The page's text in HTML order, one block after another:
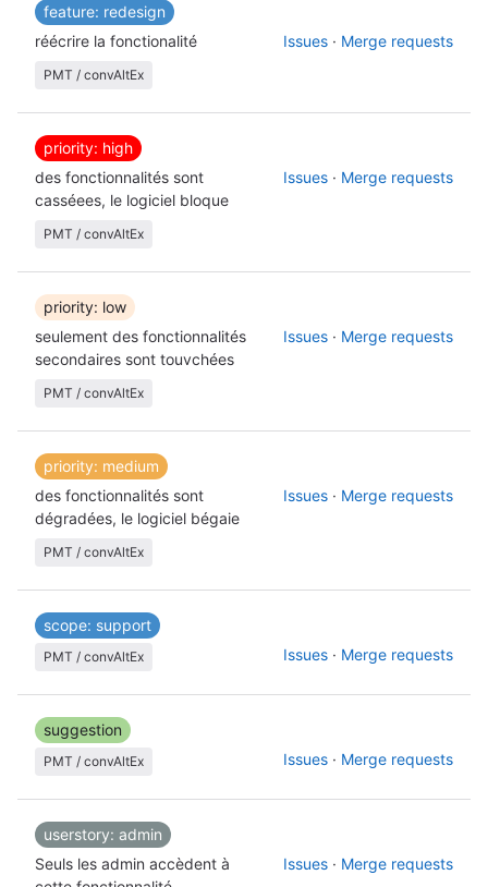
feature: redesign
réécrire la fonctionalité
Issues · Merge requests
PMT / convAltEx
priority: high
des fonctionnalités sont
casséees, le logiciel bloque
Issues · Merge requests
PMT / convAltEx
priority: low
seulement des fonctionnalités
secondaires sont touvchées
Issues · Merge requests
PMT / convAltEx
priority: medium
des fonctionnalités sont
dégradées, le logiciel bégaie
Issues · Merge requests
PMT / convAltEx
scope: support
PMT / convAltEx Issues · Merge requests
suggestion
PMT / convAltEx Issues · Merge requests
userstory: admin
Seuls les admin accèdent à
Issues · Merge requests